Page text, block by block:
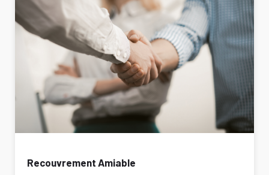
Recouvrement Amiable